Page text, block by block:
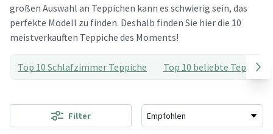
großen Auswahl an Teppichen kann es schwierig sein, das
perfekte Modell zu finden. Deshalb finden Sie hier die 10
meistverkauften Teppiche des Moments!
Top 10 Schlafzimmer Teppiche Top 10 beliebte Teppiche
Filter